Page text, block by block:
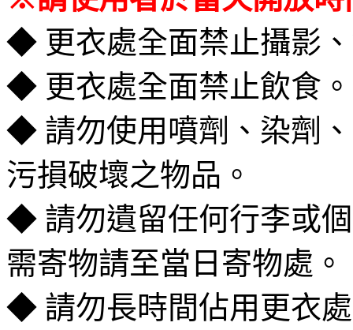
◆ 更衣處全面禁止攝影
◆ 更衣處全面禁止飲食。
◆ 請勿使用噴劑、染劑
污損破壞之物品。
◆ 請勿遺留任何行李或
需寄物請至當日寄物處。
◆ 請勿長時間佔用更衣